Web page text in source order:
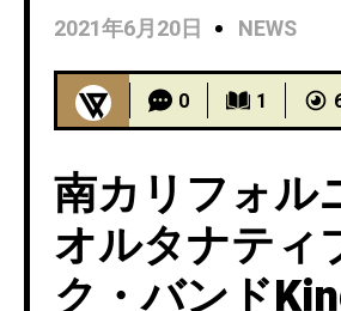
2021年6月20日
NEWS
0 1
南カリフォル
オルタナティ
ク・バンド